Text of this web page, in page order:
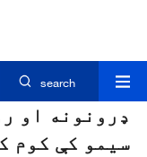
search
ډرونونه او
سیمو کې کوم